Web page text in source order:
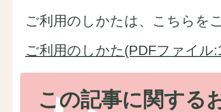
ご利用のしかたは、こちらを
ご利用のしかた(PDFファイル
この記事に関する